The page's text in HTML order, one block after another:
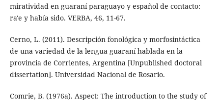
miratividad en guaraní paraguayo y español de contacto:
ra'e y había sido. VERBA, 46, 11-67.
Cerno, L. (2011). Descripción fonológica y morfosintáctica
de una variedad de la lengua guaraní hablada en la
provincia de Corrientes, Argentina [Unpublished doctoral
dissertation]. Universidad Nacional de Rosario.
Comrie, B. (1976a). Aspect: The introduction to the study of